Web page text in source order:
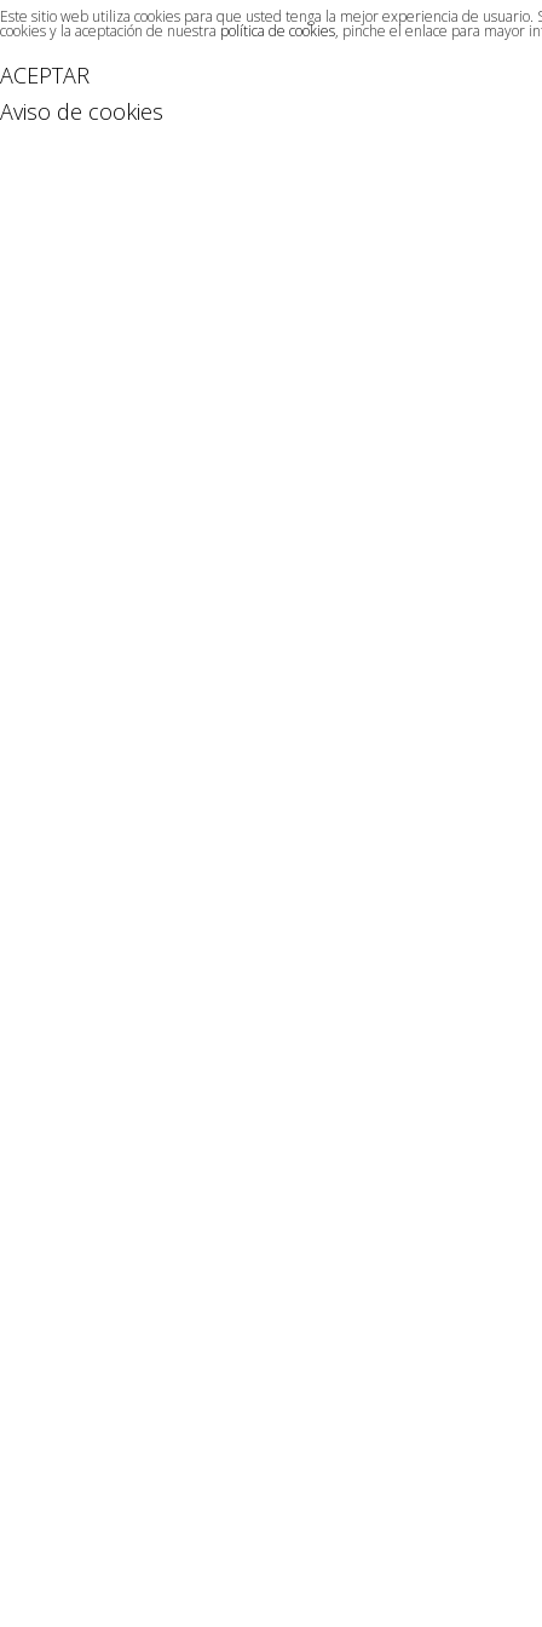
Este sitio web utiliza cookies para que usted tenga la mejor experiencia de
cookies y la aceptación de nuestra política de cookies, pinche el enlace para mayor
ACEPTAR
Aviso de cookies